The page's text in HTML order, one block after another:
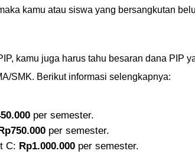
kamu atau siswa yang bersangkutan
kamu juga harus tahu besaran dana PIP
SMK. Berikut informasi selengkapnya:
per semester.
per semester.
C: Rp1.000.000 per semester.